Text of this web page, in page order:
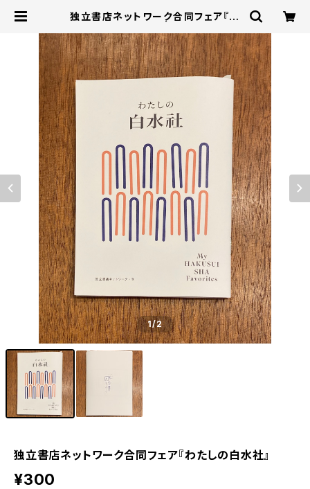
独立書店ネットワーク合同フェア『わ
1/2
独立書店ネットワーク合同フェア『わたしの白水社』
¥300